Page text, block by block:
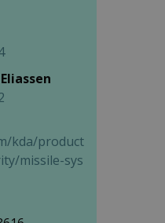
kda/product
missile-sys